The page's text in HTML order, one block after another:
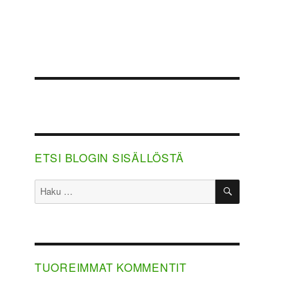
ETSI BLOGIN SISÄLLÖSTÄ
Etsi: HAKU
TUOREIMMAT KOMMENTIT